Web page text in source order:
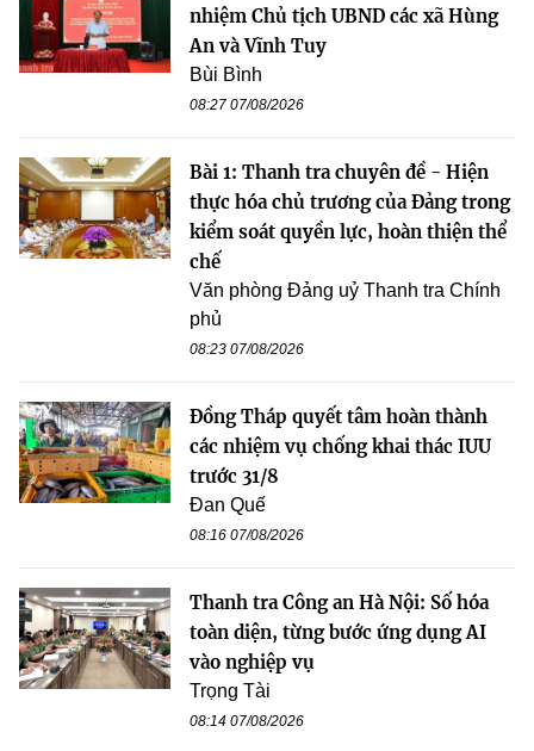
nhiệm Chủ tịch UBND các xã Hùng
An và Vĩnh Tuy
Bùi Bình
08:27 07/08/2026
Bài 1: Thanh tra chuyên đề - Hiện
thực hóa chủ trương của Đảng trong
kiểm soát quyền lực, hoàn thiện thể
chế
Văn phòng Đảng uỷ Thanh tra Chính
phủ
08:23 07/08/2026
Đồng Tháp quyết tâm hoàn thành
các nhiệm vụ chống khai thác IUU
trước 31/8
Đan Quế
08:16 07/08/2026
Thanh tra Công an Hà Nội: Số hóa
toàn diện, từng bước ứng dụng AI
vào nghiệp vụ
Trọng Tài
08:14 07/08/2026